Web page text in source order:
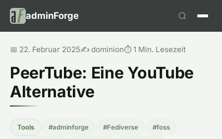
adminForge
📅 22. Februar 2025✍️ dominion⏱️ 1 Min. Lesezeit
PeerTube: Eine YouTube
Alternative
Tools #adminforge #Fediverse #foss